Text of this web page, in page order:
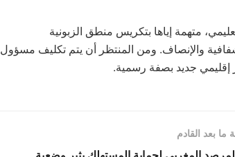
متهمة إياها بتكريس منطق الزبونية
والإنصاف. ومن المنتظر أن يتم تكليف مسؤول
إقليمي جديد بصفة رسمية.
ما بعد القادم